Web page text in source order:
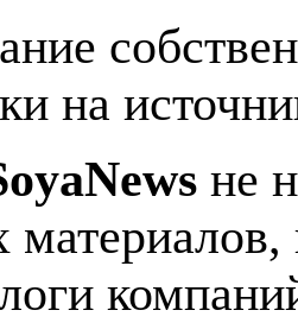
на
не